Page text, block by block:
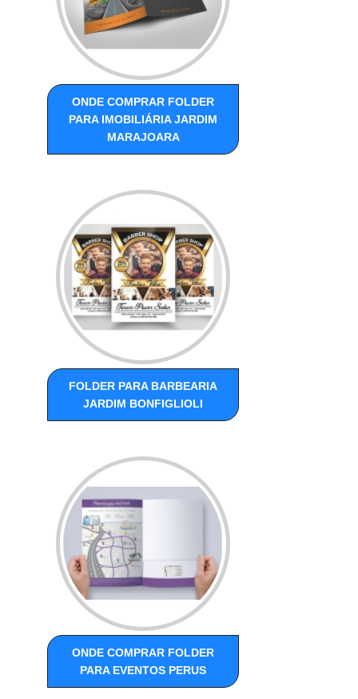
ONDE COMPRAR FOLDER
PARA IMOBILIÁRIA JARDIM
MARAJOARA
FOLDER PARA BARBEARIA
JARDIM BONFIGLIOLI
ONDE COMPRAR FOLDER
PARA EVENTOS PERUS